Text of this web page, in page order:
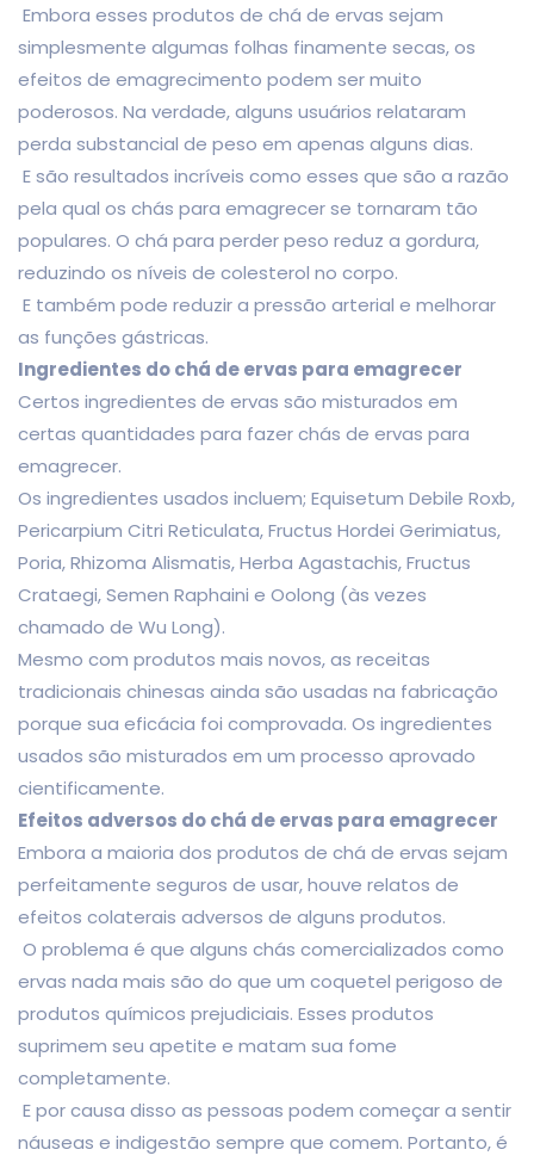
Embora esses produtos de chá de ervas sejam
simplesmente algumas folhas finamente secas, os
efeitos de emagrecimento podem ser muito
poderosos. Na verdade, alguns usuários relataram
perda substancial de peso em apenas alguns dias.
E são resultados incríveis como esses que são a razão
pela qual os chás para emagrecer se tornaram tão
populares. O chá para perder peso reduz a gordura,
reduzindo os níveis de colesterol no corpo.
E também pode reduzir a pressão arterial e melhorar
as funções gástricas.
Ingredientes do chá de ervas para emagrecer
Certos ingredientes de ervas são misturados em
certas quantidades para fazer chás de ervas para
emagrecer.
Os ingredientes usados incluem; Equisetum Debile Roxb,
Pericarpium Citri Reticulata, Fructus Hordei Gerimiatus,
Poria, Rhizoma Alismatis, Herba Agastachis, Fructus
Crataegi, Semen Raphaini e Oolong (às vezes
chamado de Wu Long).
Mesmo com produtos mais novos, as receitas
tradicionais chinesas ainda são usadas na fabricação
porque sua eficácia foi comprovada. Os ingredientes
usados são misturados em um processo aprovado
cientificamente.
Efeitos adversos do chá de ervas para emagrecer
Embora a maioria dos produtos de chá de ervas sejam
perfeitamente seguros de usar, houve relatos de
efeitos colaterais adversos de alguns produtos.
O problema é que alguns chás comercializados como
ervas nada mais são do que um coquetel perigoso de
produtos químicos prejudiciais. Esses produtos
suprimem seu apetite e matam sua fome
completamente.
E por causa disso as pessoas podem começar a sentir
náuseas e indigestão sempre que comem. Portanto, é